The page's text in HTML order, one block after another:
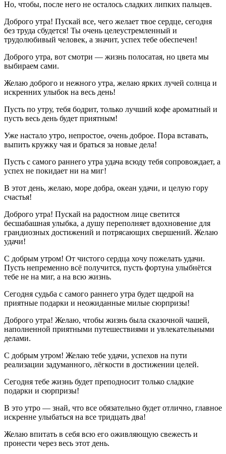
Но, чтобы, после него не осталось сладких липких пальцев.
Доброго утра! Пускай все, чего желает твое сердце, сегодня
без труда сбудется! Ты очень целеустремленный и
трудолюбивый человек, а значит, успех тебе обеспечен!
Доброго утра, вот смотри — жизнь полосатая, но цвета мы
выбираем сами.
Желаю доброго и нежного утра, желаю ярких лучей солнца и
искренних улыбок на весь день!
Пусть по утру, тебя бодрит, только лучший кофе ароматный и
пусть весь день будет приятным!
Уже настало утро, непростое, очень доброе. Пора вставать,
выпить кружку чая и браться за новые дела!
Пусть с самого раннего утра удача всюду тебя сопровождает, а
успех не покидает ни на миг!
В этот день, желаю, море добра, океан удачи, и целую гору
счастья!
Доброго утра! Пускай на радостном лице светится
бесшабашная улыбка, а душу переполняет вдохновение для
грандиозных достижений и потрясающих свершений. Желаю
удачи!
С добрым утром! От чистого сердца хочу пожелать удачи.
Пусть непременно всё получится, пусть фортуна улыбнётся
тебе не на миг, а на всю жизнь.
Сегодня судьба с самого раннего утра будет щедрой на
приятные подарки и неожиданные милые сюрпризы!
Доброго утра! Желаю, чтобы жизнь была сказочной чашей,
наполненной приятными путешествиями и увлекательными
делами.
С добрым утром! Желаю тебе удачи, успехов на пути
реализации задуманного, лёгкости в достижении целей.
Сегодня тебе жизнь будет преподносит только сладкие
подарки и сюрпризы!
В это утро — знай, что все обязательно будет отлично, главное
искренне улыбаться на все тридцать два!
Желаю впитать в себя всю его оживляющую свежесть и
пронести через весь этот день.